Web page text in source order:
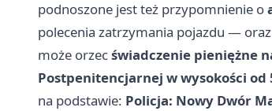
podnoszone jest też przypomnienie o
polecenia zatrzymania pojazdu —
może orzecświadczenie pieniężne
Postpenitencjarnej w wysokości od
na podstawie: Policja: Nowy Dwór